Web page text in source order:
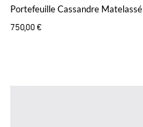
Portefeuille Cassandre Matelassé
750,00 €